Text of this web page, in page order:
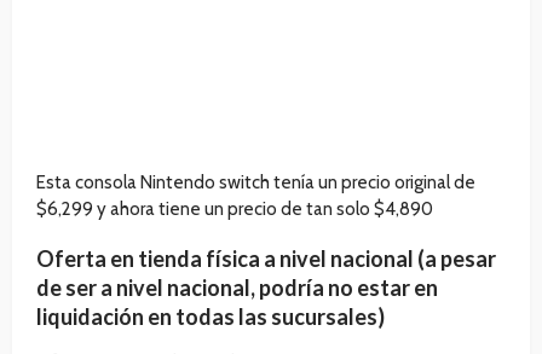
Esta consola Nintendo switch tenía un precio original de
$6,299 y ahora tiene un precio de tan solo $4,890
Oferta en tienda física a nivel nacional (a pesar
de ser a nivel nacional, podría no estar en
liquidación en todas las sucursales)